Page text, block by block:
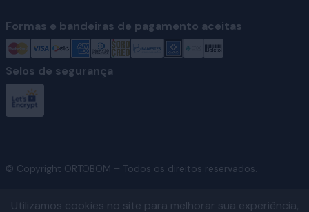
Formas e bandeiras de pagamento aceitas
Selos de segurança
© Copyright ORTOBOM – Todos os direitos reservados.
Utilizamos cookies no site para melhorar sua experiência,